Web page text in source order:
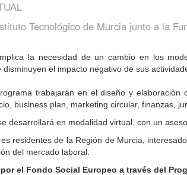
Tecnológico de Murcia junto a la
la necesidad de un cambio en los
disminuyen el impacto negativo de sus
trabajarán en el diseño y
business plan, marketing circular, finanzas,
desarrollará en modalidad virtual, con un
residentes de la Región de Murcia,
del mercado laboral.
el Fondo Social Europeo a través del